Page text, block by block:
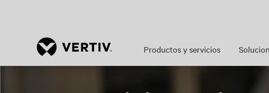
Productos y servicios